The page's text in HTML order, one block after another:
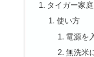
タイガー家
使い方
電源を
無洗米